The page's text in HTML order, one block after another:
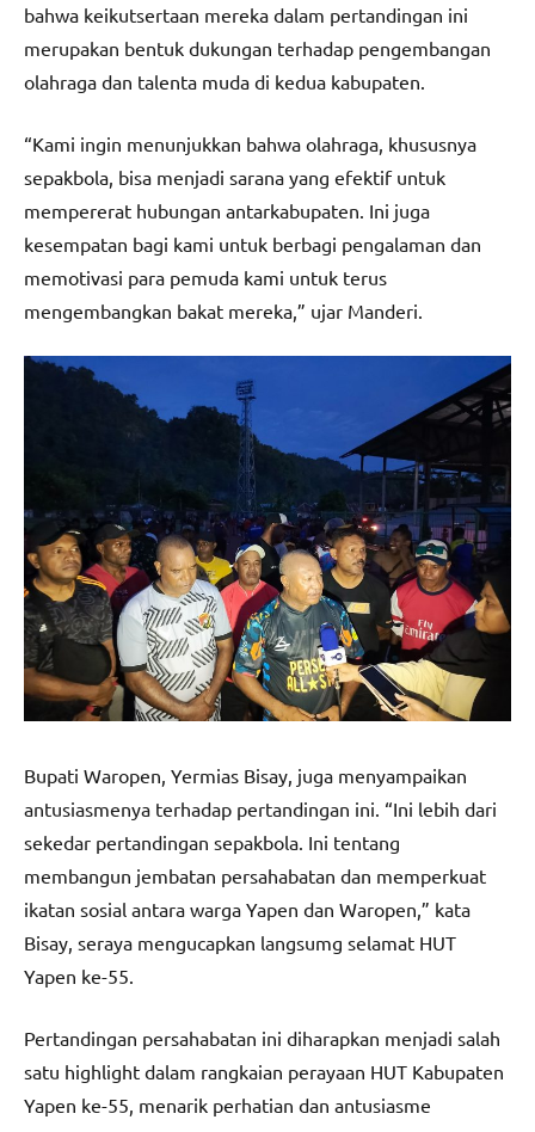
bahwa keikutsertaan mereka dalam pertandingan ini
merupakan bentuk dukungan terhadap pengembangan
olahraga dan talenta muda di kedua kabupaten.
“Kami ingin menunjukkan bahwa olahraga, khususnya
sepakbola, bisa menjadi sarana yang efektif untuk
mempererat hubungan antarkabupaten. Ini juga
kesempatan bagi kami untuk berbagi pengalaman dan
memotivasi para pemuda kami untuk terus
mengembangkan bakat mereka,” ujar Manderi.
Bupati Waropen, Yermias Bisay, juga menyampaikan
antusiasmenya terhadap pertandingan ini. “Ini lebih dari
sekedar pertandingan sepakbola. Ini tentang
membangun jembatan persahabatan dan memperkuat
ikatan sosial antara warga Yapen dan Waropen,” kata
Bisay, seraya mengucapkan langsumg selamat HUT
Yapen ke-55.
Pertandingan persahabatan ini diharapkan menjadi salah
satu highlight dalam rangkaian perayaan HUT Kabupaten
Yapen ke-55, menarik perhatian dan antusiasme